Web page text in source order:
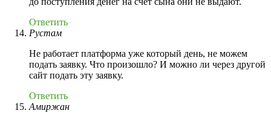
Ответить
Рустам
Не работает платформа уже который день, не можем
подать заявку. Что произошло? И можно ли через другой
сайт подать эту заявку.
Ответить
Амиржан